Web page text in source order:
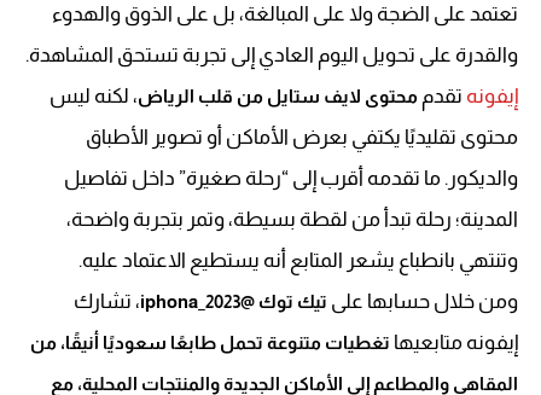
تعتمد على الضجة ولا على المبالغة، بل على الذوق والهدوء
والقدرة على تحويل اليوم العادي إلى تجربة تستحق المشاهدة.
إيفونه تقدم محتوى لايف ستايل من قلب الرياض، لكنه ليس
محتوى تقليديًا يكتفي بعرض الأماكن أو تصوير الأطباق
والديكور. ما تقدمه أقرب إلى “رحلة صغيرة” داخل تفاصيل
المدينة؛ رحلة تبدأ من لقطة بسيطة، وتمر بتجربة واضحة،
وتنتهي بانطباع يشعر المتابع أنه يستطيع الاعتماد عليه.
ومن خلال حسابها على تيك توك @iphona_2023
، تشارك
إيفونه متابعيها تغطيات متنوعة تحمل طابعًا سعوديًا أنيقًا، من
المقاهي والمطاعم إلى الأماكن الجديدة والمنتجات المحلية، مع